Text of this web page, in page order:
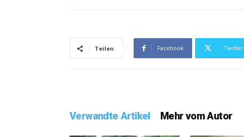
Teilen Facebook Twitter
Verwandte Artikel Mehr vom Autor